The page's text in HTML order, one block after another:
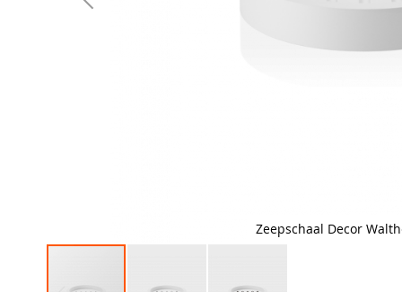
Zeepschaal Decor